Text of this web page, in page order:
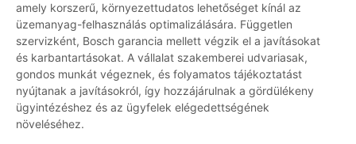
amely korszerű, környezettudatos lehetőséget kínál az
üzemanyag-felhasználás optimalizálására. Független
szervizként, Bosch garancia mellett végzik el a javításokat
és karbantartásokat. A vállalat szakemberei udvariasak,
gondos munkát végeznek, és folyamatos tájékoztatást
nyújtanak a javításokról, így hozzájárulnak a gördülékeny
ügyintézéshez és az ügyfelek elégedettségének
növeléséhez.